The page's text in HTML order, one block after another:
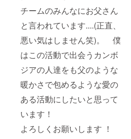
チームのみんなにお父さん
と言われています....(正直、
悪い気はしません笑)。 僕
はこの活動で出会うカンボ
ジアの人達をも父のような
暖かさで包めるような愛の
ある活動にしたいと思って
います！
よろしくお願いします ！